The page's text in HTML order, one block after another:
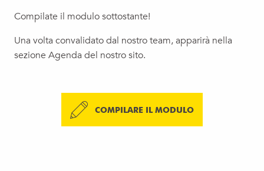
Compilate il modulo sottostante!
Una volta convalidato dal nostro team, apparirà nella
sezione Agenda del nostro sito.
COMPILARE IL MODULO